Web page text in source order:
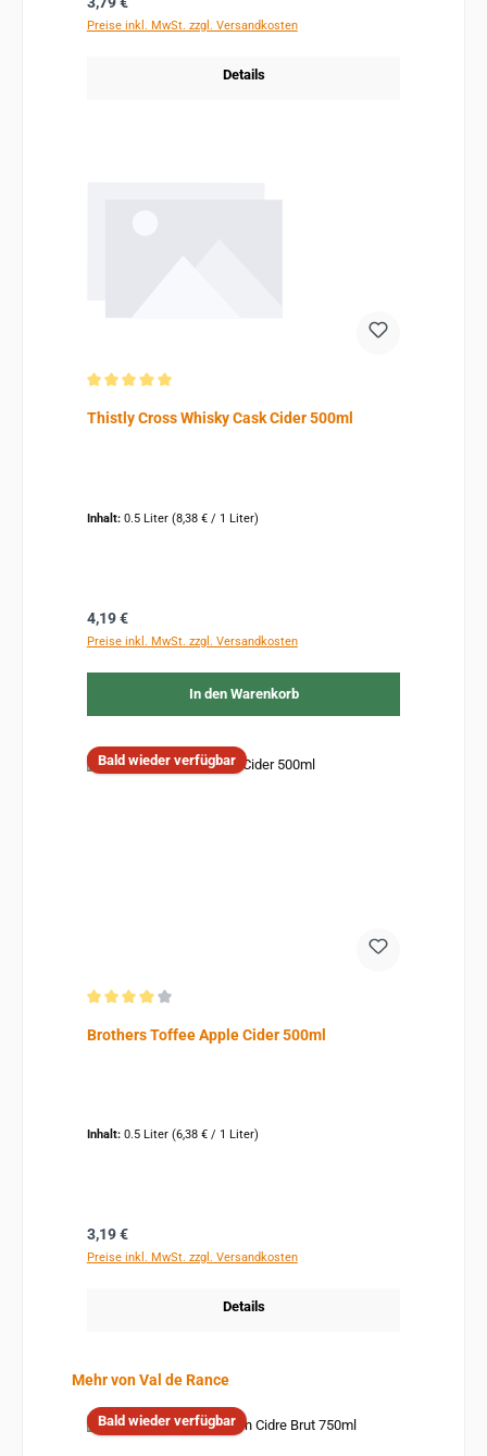
Preise inkl. MwSt. zzgl. Versandkosten
Details
Thistly Cross Whisky Cask Cider 500ml
Inhalt: 0.5 Liter (8,38 € / 1 Liter)
Regulärer Preis:
4,19 €
Preise inkl. MwSt. zzgl. Versandkosten
In den Warenkorb
Bald wieder verfügbar
Brothers Toffee Apple Cider 500ml
Inhalt: 0.5 Liter (6,38 € / 1 Liter)
Regulärer Preis:
3,19 €
Preise inkl. MwSt. zzgl. Versandkosten
Details
Produktgalerie überspringen
Mehr von Val de Rance
Bald wieder verfügbar